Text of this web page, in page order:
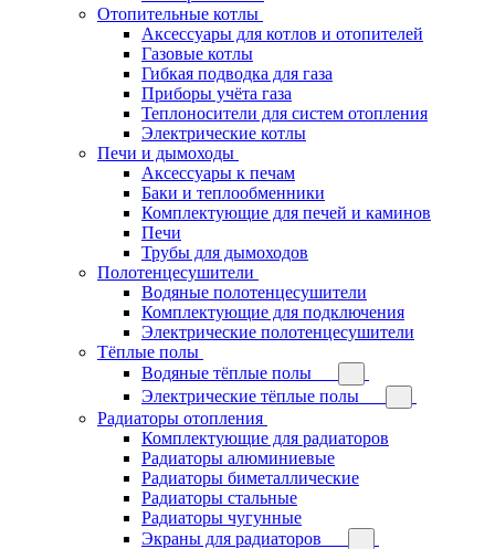
Отопительные котлы
Аксессуары для котлов и отопителей
Газовые котлы
Гибкая подводка для газа
Приборы учёта газа
Теплоносители для систем отопления
Электрические котлы
Печи и дымоходы
Аксессуары к печам
Баки и теплообменники
Комплектующие для печей и каминов
Печи
Трубы для дымоходов
Полотенцесушители
Водяные полотенцесушители
Комплектующие для подключения
Электрические полотенцесушители
Тёплые полы
Водяные тёплые полы
Электрические тёплые полы
Радиаторы отопления
Комплектующие для радиаторов
Радиаторы алюминиевые
Радиаторы биметаллические
Радиаторы стальные
Радиаторы чугунные
Экраны для радиаторов